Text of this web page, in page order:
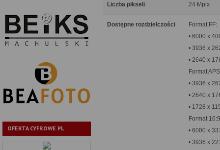
OFERTA CYFROWE.PL
Liczba pikseli 24 Mpix
Dostępne rozdzielczości
Format FF:
• 6000 x
• 3936 x
• 2640 x
Format
• 3936 x
• 2640 x
• 1728 x
Format
• 6000 x
• 3936 x